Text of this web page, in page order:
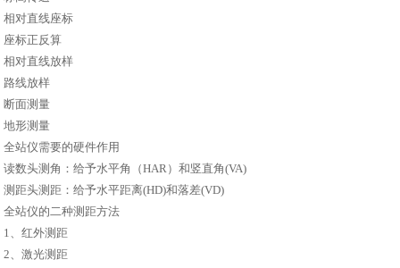
相对直线座标
座标正反算
相对直线放样
路线放样
断面测量
地形测量
全站仪需要的硬件作用
读数头测角：给予水平角（HAR）和竖直角(VA)
测距头测距：给予水平距离(HD)和落差(VD)
全站仪的二种测距方法
1、红外测距
2、激光测距